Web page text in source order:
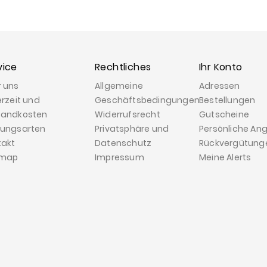
uns
und
Rechtliches
Allgemeine
Geschäftsbedingungen
Widerrufsrecht
Privatsphäre und
Datenschutz
Impressum
Ihr Konto
Adressen
Bestellungen
Gutscheine
Persönliche
Meine Alerts